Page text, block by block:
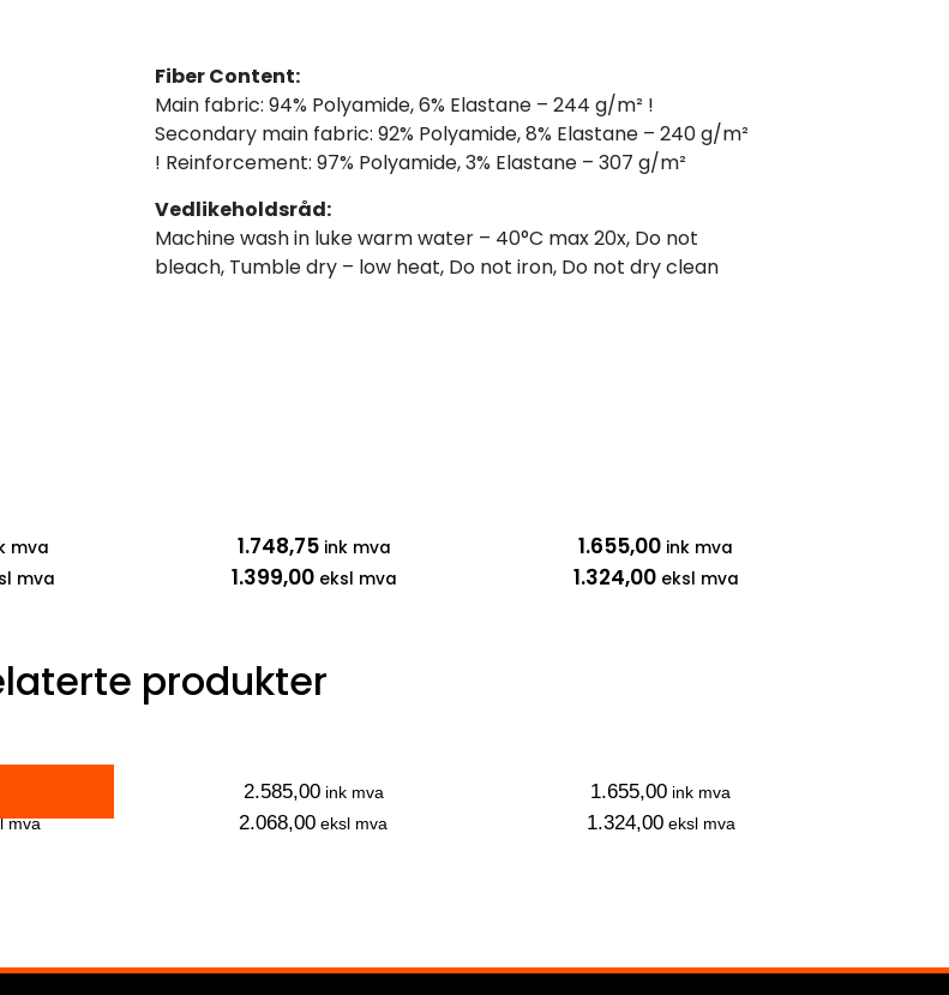
Fiber Content:
Main fabric: 94% Polyamide, 6% Elastane – 244 g/m² !
Secondary main fabric: 92% Polyamide, 8% Elastane – 240 g/m²
! Reinforcement: 97% Polyamide, 3% Elastane – 307 g/m²
Vedlikeholdsråd:
Machine wash in luke warm water – 40°C max 20x, Do not
bleach, Tumble dry – low heat, Do not iron, Do not dry clean
mva
mva
1.748,75ink mva
1.399,00eksl mva
1.655,00 ink mva
1.324,00eksl mva
produkter
mva
2.585,00ink mva
2.068,00 eksl mva
1.655,00 ink mva
1.324,00eksl mva